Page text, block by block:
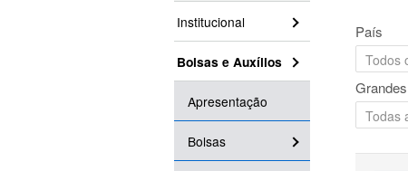
Institucional
Bolsas e Auxílios
Apresentação
Bolsas
País